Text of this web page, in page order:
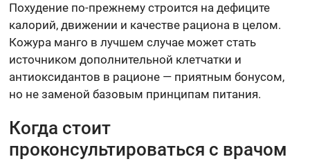
Похудение по-прежнему строится на дефиците
калорий, движении и качестве рациона в целом.
Кожура манго в лучшем случае может стать
источником дополнительной клетчатки и
антиоксидантов в рационе — приятным бонусом,
но не заменой базовым принципам питания.
Когда стоит
проконсультироваться с врачом